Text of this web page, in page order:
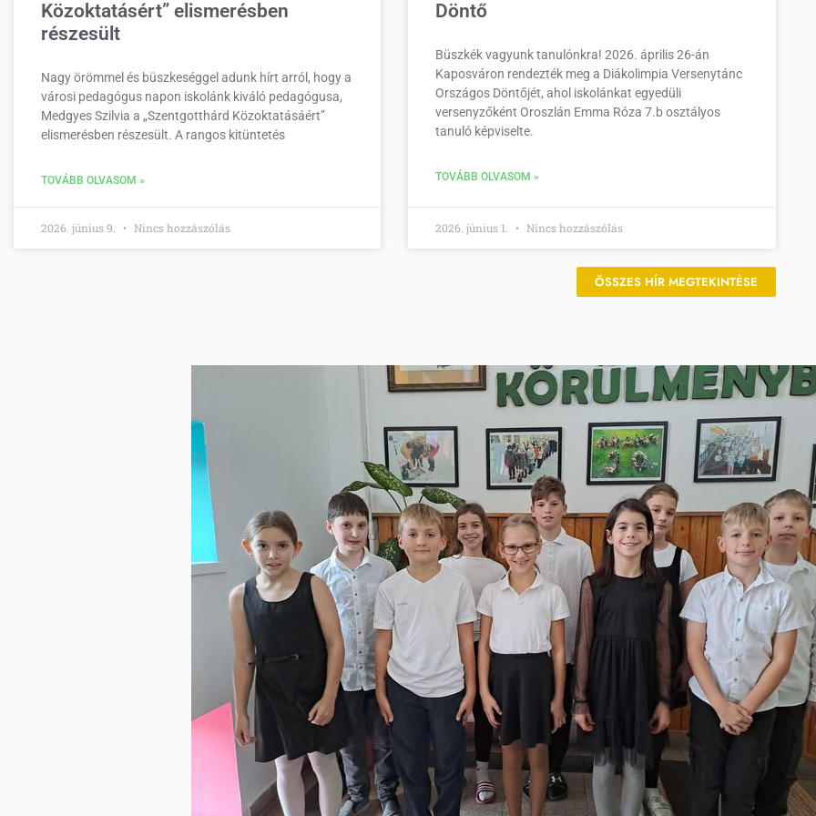
Közoktatásért” elismerésben
részesült
Nagy örömmel és büszkeséggel adunk hírt arról, hogy a
városi pedagógus napon iskolánk kiváló pedagógusa,
Medgyes Szilvia a „Szentgotthárd Közoktatásáért”
elismerésben részesült. A rangos kitüntetés
TOVÁBB OLVASOM »
2026. június 9. Nincs hozzászólás
Döntő
Büszkék vagyunk tanulónkra! 2026. április 26-án
Kaposváron rendezték meg a Diákolimpia Versenytánc
Országos Döntőjét, ahol iskolánkat egyedüli
versenyzőként Oroszlán Emma Róza 7.b osztályos
tanuló képviselte.
TOVÁBB OLVASOM »
2026. június 1. Nincs hozzászólás
ÖSSZES HÍR MEGTEKINTÉSE